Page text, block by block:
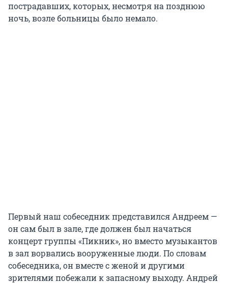
пострадавших, которых, несмотря на позднюю
ночь, возле больницы было немало.
Первый наш собеседник представился Андреем —
он сам был в зале, где должен был начаться
концерт группы «Пикник», но вместо музыкантов
в зал ворвались вооруженные люди. По словам
собеседника, он вместе с женой и другими
зрителями побежали к запасному выходу. Андрей